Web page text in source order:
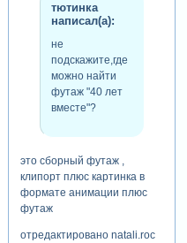
тютинка
написал(а):
не
подскажите,где
можно найти
футаж "40 лет
вместе"?
это сборный футаж ,
клипорт плюс картинка в
формате анимации плюс
футаж
отредактировано natali.roc